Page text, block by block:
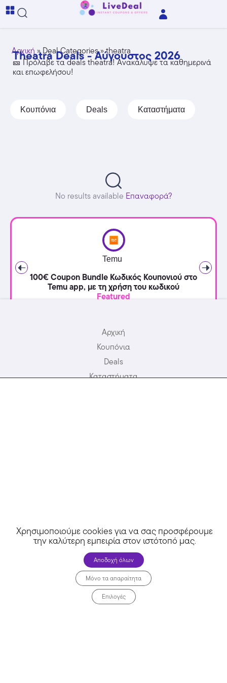
Αρχική »Deal Categories»theatra
Theatra Deals - Αύγουστος 2026
🎫 Πρόλαβε τα deals theatra! Ανακάλυψε τα καθημερινά
και επωφελήσου!
Κουπόνια Deals Καταστήματα
Temu
100€ Coupon Bundle Κωδικός Κουπονιού στο
Temu app, με τη χρήση του κωδικού
Featured
No results available Επαναφορά?
Αρχική
Κουπόνια
Deals
Καταστήματα
Συμφωνώ να λαμβάνω προσφορές μέσω email.
🚀 Πάρε προσφορές
Χρησιμοποιούμε cookies για να σας προσφέρουμε
την καλύτερη εμπειρία στον ιστότοπό μας.
Αποδοχή όλων
Μόνο τα απαραίτητα
Επιλογές